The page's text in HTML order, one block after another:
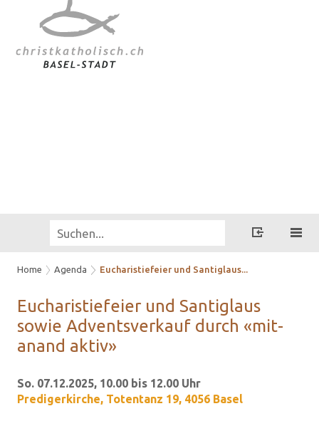
Home Agenda Eucharistiefeier und Santiglaus...
Eu­cha­ris­tie­fei­er und San­tig­laus
sowie Ad­vents­ver­kauf durch «mit­
anand aktiv»
So. 07.12.2025, 10.00 bis 12.00 Uhr
Predigerkirche, Totentanz 19, 4056 Basel